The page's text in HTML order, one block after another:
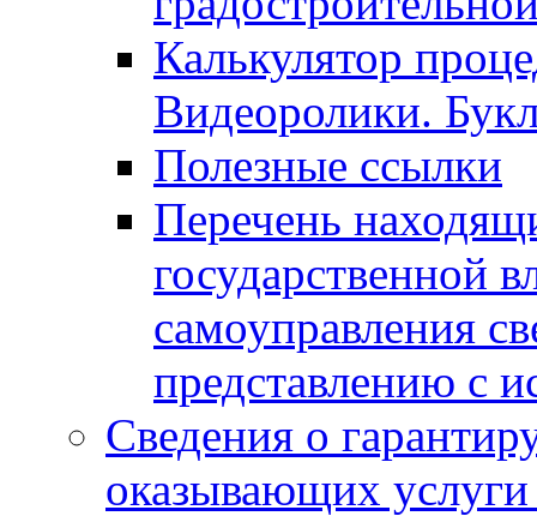
Калькулятор
Видеоролики.
Полезные ссылки
Перечень
государственной
самоуправления
представлению с
Сведения о
оказывающих